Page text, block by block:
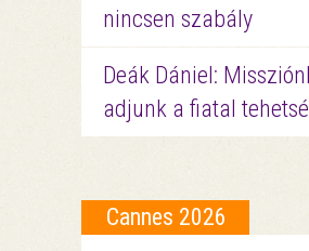
nincsen szabály
Deák Dániel:
adjunk a fiatal
Cannes 2026